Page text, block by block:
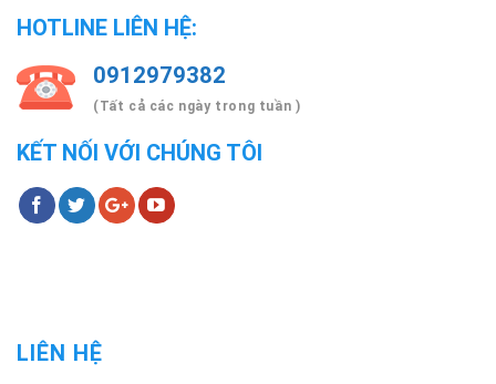
HOTLINE LIÊN HỆ:
0912979382
(Tất cả các ngày trong tuần )
KẾT NỐI VỚI CHÚNG TÔI
LIÊN HỆ